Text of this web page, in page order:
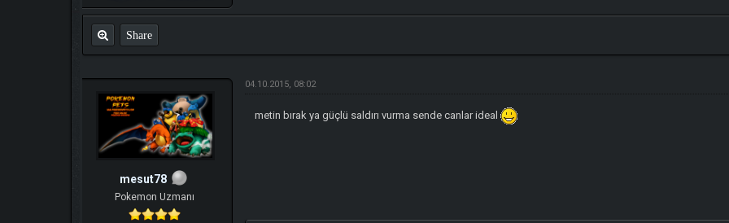
Share
mesut78
Pokemon Uzmanı
04.10.2015, 08:02
metin bırak ya güçlü saldırı vurma sende canlar ideal